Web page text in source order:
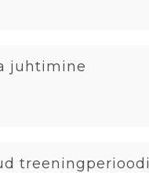
juhtimine
treeningperioodil